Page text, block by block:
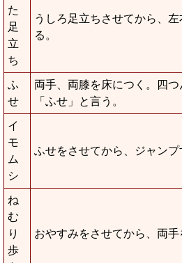
た
足
立
ち
うしろ足立ちさせてから、
る。
ふ
せ
両手、両膝を床につく。四つ
「ふせ」と言う。
イ
モ
ム
シ
ふせをさせてから、ジャンプ
ね
む
り
歩
おやすみをさせてから、両手